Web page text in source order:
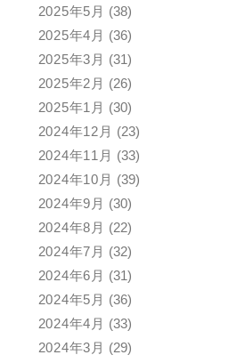
2025年5月 (38)
2025年4月 (36)
2025年3月 (31)
2025年2月 (26)
2025年1月 (30)
2024年12月 (23)
2024年11月 (33)
2024年10月 (39)
2024年9月 (30)
2024年8月 (22)
2024年7月 (32)
2024年6月 (31)
2024年5月 (36)
2024年4月 (33)
2024年3月 (29)